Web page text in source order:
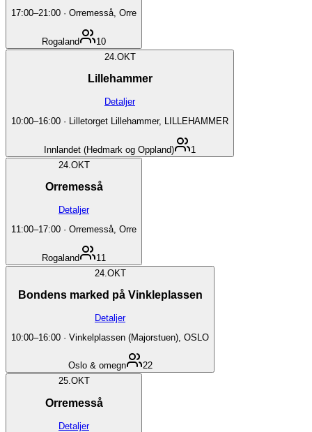
17:00–21:00 · Orremesså, Orre
Rogaland
10
24. OKT
Lillehammer
Detaljer
10:00–16:00 · Lilletorget Lillehammer, LILLEHAMMER
Innlandet (Hedmark og Oppland)
1
24. OKT
Orremesså
Detaljer
11:00–17:00 · Orremesså, Orre
Rogaland
11
24. OKT
Bondens marked på Vinkleplassen
Detaljer
10:00–16:00 · Vinkelplassen (Majorstuen), OSLO
Oslo & omegn
22
25.OKT
Orremesså
Detaljer